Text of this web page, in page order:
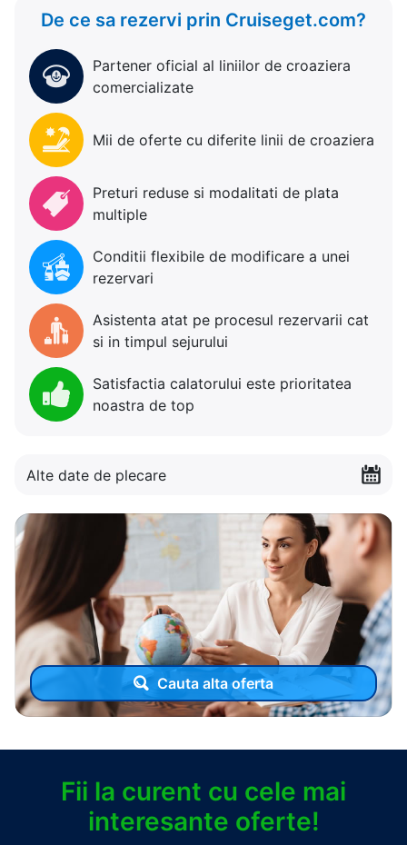
De ce sa rezervi prin Cruiseget.com?
Partener oficial al liniilor de croaziera
comercializate
Mii de oferte cu diferite linii de croaziera
Preturi reduse si modalitati de plata
multiple
Conditii flexibile de modificare a unei
rezervari
Asistenta atat pe procesul rezervarii cat
si in timpul sejurului
Satisfactia calatorului este prioritatea
noastra de top
Alte date de plecare
Cauta alta oferta
Fii la curent cu cele mai
interesante oferte!